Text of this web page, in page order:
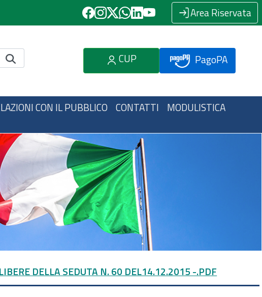
Area Riservata
CUP PagoPA
CON IL PUBBLICO CONTATTI MODULISTICA
DELLA SEDUTA N. 60 DEL14.12.2015 -.PDF